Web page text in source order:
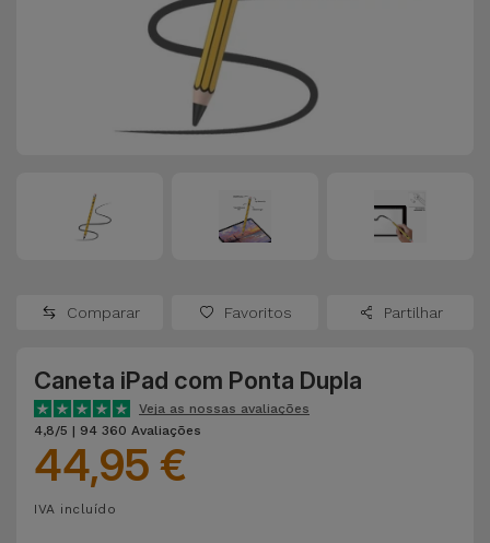
Dyson
TCL
Outras
Recondicionados
Recondicionados
Recondicionados
tudo
Carregadores
e Colunas
Smartwatches
e Braceletes
Correntes
Comparar Favoritos Partilhar
Caneta iPad com Ponta Dupla
Veja as nossas avaliações
4,8/5 | 94 360 Avaliações
44,95 €
IVA incluído